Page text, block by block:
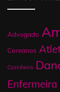
Advogado
Coreanos
Cozinheiro
Enfermeira